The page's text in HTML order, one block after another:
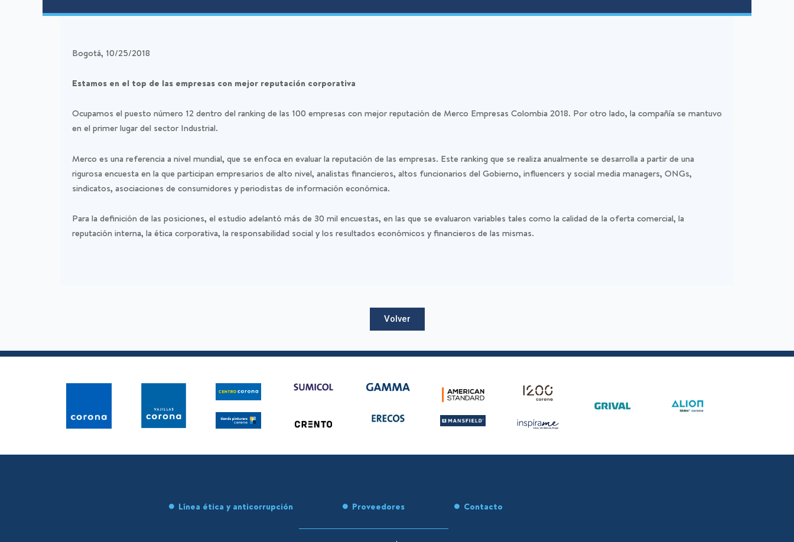
Bogotá, 10/25/2018
Estamos en el top de las empresas con mejor reputación corporativa
Ocupamos el puesto número 12 dentro del ranking de las 100 empresas con mejor reputación de Merco Empresas Colombia 2018. Por otro lado, la compañía se mantuvo
en el primer lugar del sector Industrial.
Merco es una referencia a nivel mundial, que se enfoca en evaluar la reputación de las empresas. Este ranking que se realiza anualmente se desarrolla a partir de una
rigurosa encuesta en la que participan empresarios de alto nivel, analistas financieros, altos funcionarios del Gobierno, influencers y social media managers, ONGs,
sindicatos, asociaciones de consumidores y periodistas de información económica.
Para la definición de las posiciones, el estudio adelantó más de 30 mil encuestas, en las que se evaluaron variables tales como la calidad de la oferta comercial, la
reputación interna, la ética corporativa, la responsabilidad social y los resultados económicos y financieros de las mismas.
Volver
Línea ética y anticorrupción Proveedores Contacto